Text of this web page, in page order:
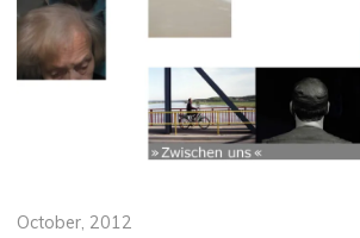
October, 2012